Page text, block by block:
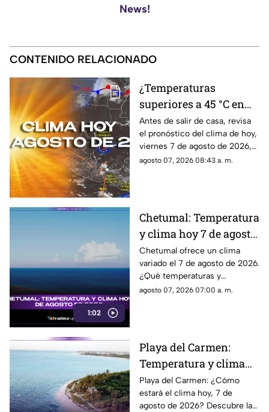
News!
CONTENIDO RELACIONADO
¿Temperaturas
superiores a 45 °C en
Quintana Roo?
Pronóstico del clima
HOY, viernes 7 de
agosto de 2026, en
Antes de salir de casa, revisa
el pronóstico del clima de hoy,
viernes 7 de agosto de 2026,
en Cancún y el resto de
agosto 07, 2026 08:43 a. m.
1:02
Chetumal: Temperatura
y clima hoy 7 de agosto
de 2026.
Chetumal ofrece un clima
variado el 7 de agosto de 2026.
¿Qué temperaturas y
condiciones meteorológicas te
agosto 07, 2026 07:00 a. m.
Playa del Carmen:
Temperatura y clima
hoy 7 de agosto de
2026.
Playa del Carmen: ¿Cómo
estará el clima hoy, 7 de
agosto de 2026? Descubre la